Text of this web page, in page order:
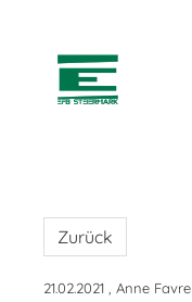
Zurück
21.02.2021 , Anne Favre